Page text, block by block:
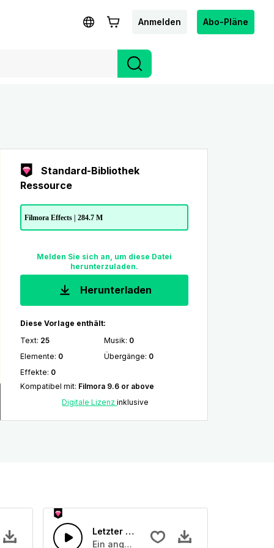
Anmelden Abo-Pläne
Standard-Bibliothek
Ressource
Filmora Effects | 284.7 M
Melden Sie sich an, um diese Datei
herunterzuladen.
Herunterladen
Diese Vorlage enthält:
Text: 25 Musik: 0
Elemente: 0 Übergänge: 0
Effekte: 0
Kompatibel mit: Filmora 9.6 or above
Digitale Lizenzinklusive
mit Sticcato-Klavier und Schlagzeug.
Letzter Aufruf
Ein angenehmes Uptempo-Popstück mit